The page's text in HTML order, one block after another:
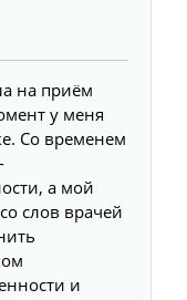
на приём
у меня
Со временем
а мой
слов врачей
и